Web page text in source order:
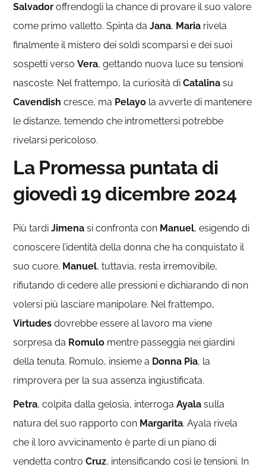
Salvador offrendogli la chance di provare il suo valore
come primo valletto. Spinta daJana, Maria rivela
finalmente il mistero dei soldi scomparsi e dei suoi
sospetti versoVera, gettando nuova luce su tensioni
nascoste. Nel frattempo, la curiosità diCatalina su
Cavendish cresce, ma Pelayo la avverte di mantenere
le distanze, temendo che intromettersi potrebbe
rivelarsi pericoloso.
La Promessa puntata di
giovedì 19 dicembre 2024
Più tardiJimena si confronta con Manuel, esigendo di
conoscere l’identità della donna che ha conquistato il
suo cuore. Manuel, tuttavia, resta irremovibile,
rifiutando di cedere alle pressioni e dichiarando di non
volersi più lasciare manipolare. Nel frattempo,
Virtudes dovrebbe essere al lavoro ma viene
sorpresa da Romulo mentre passeggia nei giardini
della tenuta. Romulo, insieme a Donna Pia, la
rimprovera per la sua assenza ingiustificata.
Petra, colpita dalla gelosia, interrogaAyala sulla
natura del suo rapporto con Margarita. Ayala rivela
che il loro avvicinamento è parte di un piano di
vendetta controCruz, intensificando così le tensioni. In